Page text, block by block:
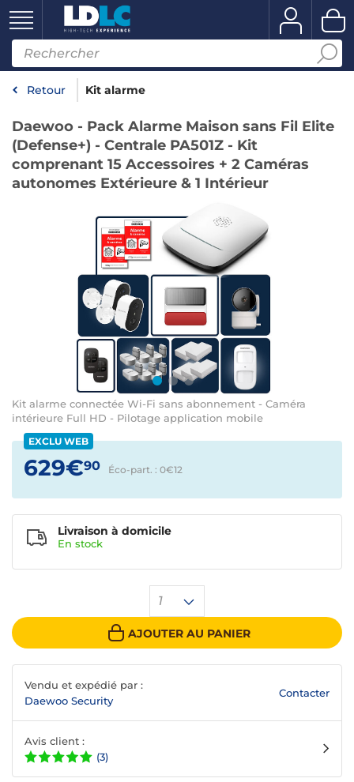
Retour Kit alarme
Daewoo - Pack Alarme Maison sans Fil Elite
(Defense+) - Centrale PA501Z - Kit
comprenant 15 Accessoires + 2 Caméras
autonomes Extérieure & 1 Intérieur
Kit alarme connectée Wi-Fi sans abonnement - Caméra
intérieure Full HD - Pilotage application mobile
EXCLU WEB
629€90 Éco-part. : 0€12
1
AJOUTER AU PANIER
Livraison à domicile
En stock
Vendu et expédié par :
Daewoo Security
Contacter
Avis client :
(3)